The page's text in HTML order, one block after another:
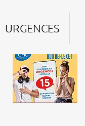
URGENCES